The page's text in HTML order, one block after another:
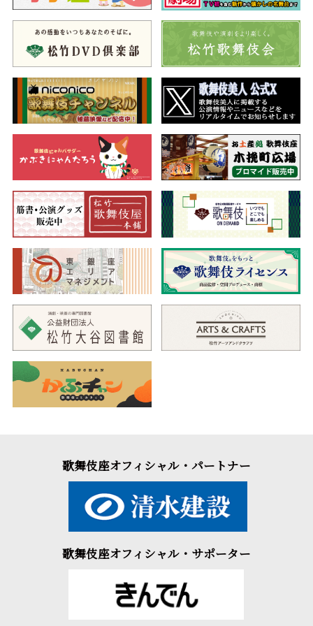
歌舞伎座オフィシャル・パートナー
歌舞伎座オフィシャル・サポーター